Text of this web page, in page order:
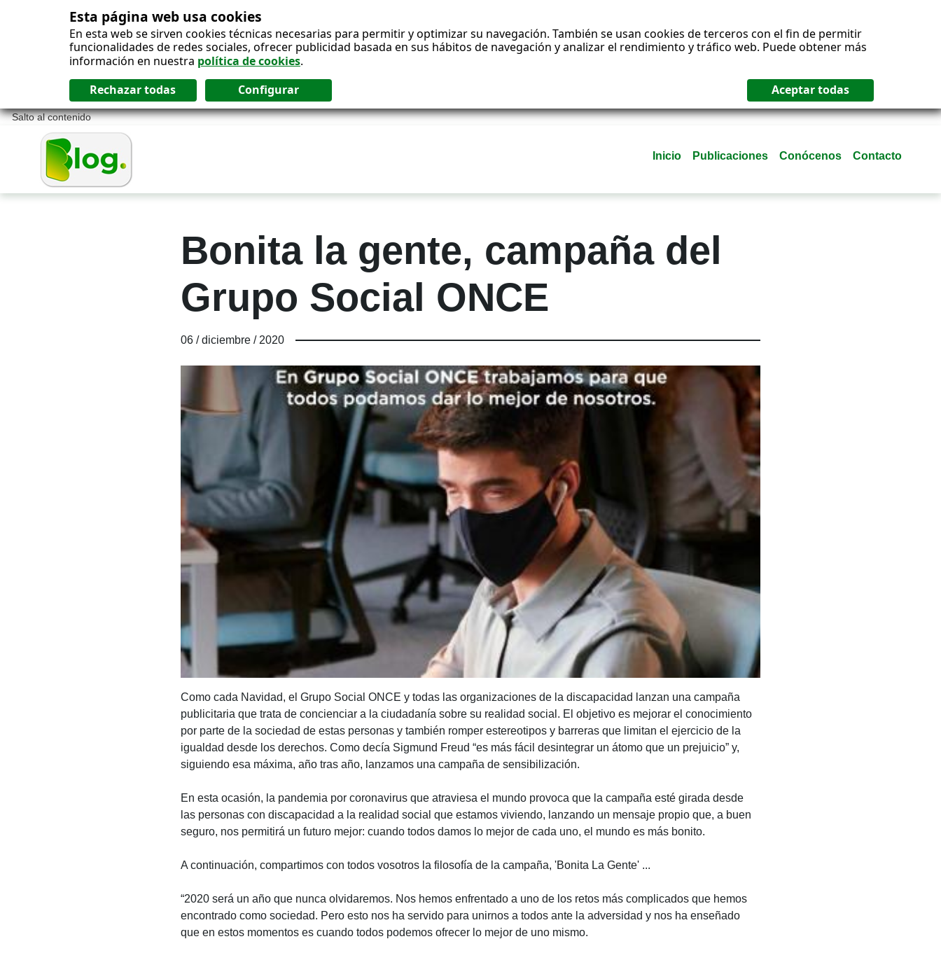
Esta página web usa cookies
En esta web se sirven cookies técnicas necesarias para permitir y optimizar su navegación. También se usan cookies de terceros con el fin de permitir
funcionalidades de redes sociales, ofrecer publicidad basada en sus hábitos de navegación y analizar el rendimiento y tráfico web. Puede obtener más
información en nuestra política de cookies.
Salto al contenido
Inicio Publicaciones Conócenos Contacto
Bonita la gente, campaña del
Grupo Social ONCE
06 / diciembre / 2020
Como cada Navidad, el Grupo Social ONCE y todas las organizaciones de la discapacidad lanzan una campaña
publicitaria que trata de concienciar a la ciudadanía sobre su realidad social. El objetivo es mejorar el conocimiento
por parte de la sociedad de estas personas y también romper estereotipos y barreras que limitan el ejercicio de la
igualdad desde los derechos. Como decía Sigmund Freud “es más fácil desintegrar un átomo que un prejuicio” y,
siguiendo esa máxima, año tras año, lanzamos una campaña de sensibilización.
En esta ocasión, la pandemia por coronavirus que atraviesa el mundo provoca que la campaña esté girada desde
las personas con discapacidad a la realidad social que estamos viviendo, lanzando un mensaje propio que, a buen
seguro, nos permitirá un futuro mejor: cuando todos damos lo mejor de cada uno, el mundo es más bonito.
A continuación, compartimos con todos vosotros la filosofía de la campaña, 'Bonita La Gente' ...
“2020 será un año que nunca olvidaremos. Nos hemos enfrentado a uno de los retos más complicados que hemos
encontrado como sociedad. Pero esto nos ha servido para unirnos a todos ante la adversidad y nos ha enseñado
que en estos momentos es cuando todos podemos ofrecer lo mejor de uno mismo.